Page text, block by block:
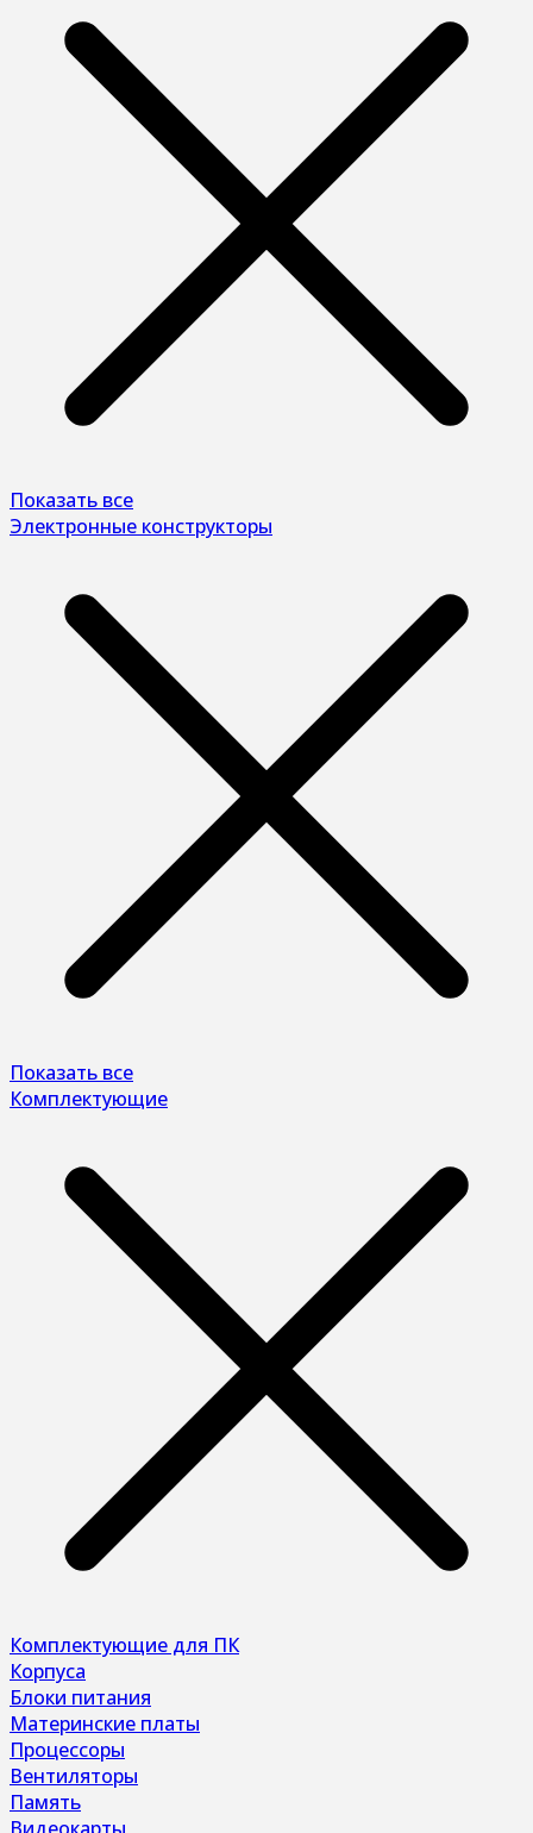
Показать все
Электронные конструкторы
Показать все
Комплектующие
Комплектующие для ПК
Корпуса
Блоки питания
Материнские платы
Процессоры
Вентиляторы
Память